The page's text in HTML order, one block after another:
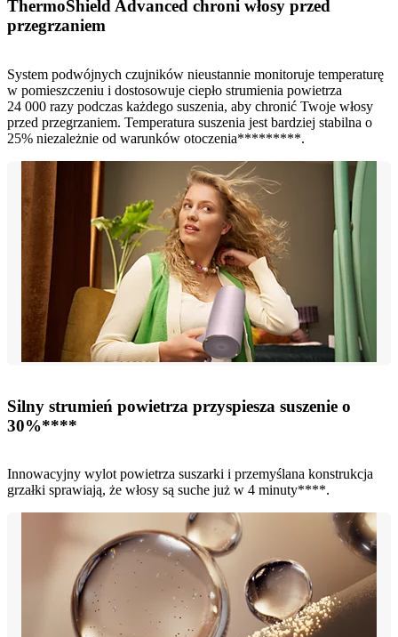
ThermoShield Advanced chroni włosy przed
przegrzaniem
System podwójnych czujników nieustannie monitoruje temperaturę
w pomieszczeniu i dostosowuje ciepło strumienia powietrza
24 000 razy podczas każdego suszenia, aby chronić Twoje włosy
przed przegrzaniem. Temperatura suszenia jest bardziej stabilna o
25% niezależnie od warunków otoczenia*********.
Silny strumień powietrza przyspiesza suszenie o
30%****
Innowacyjny wylot powietrza suszarki i przemyślana konstrukcja
grzałki sprawiają, że włosy są suche już w 4 minuty****.